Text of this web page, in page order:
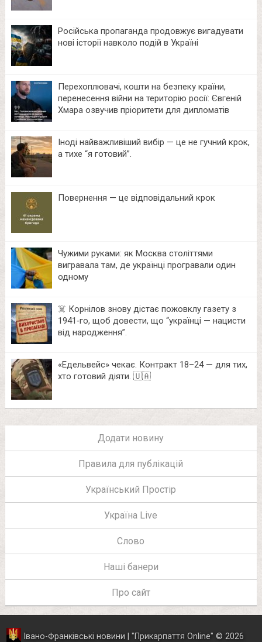
Російська пропаганда продовжує вигадувати
нові історії навколо подій в Україні
Перехоплювачі, кошти на безпеку країни,
перенесення війни на територію росії: Євгеній
Хмара озвучив пріоритети для дипломатів
Іноді найважливіший вибір — це не гучний крок,
а тихе “я готовий”.
Повернення — це відповідальний крок
Чужими руками: як Москва століттями
вигравала там, де українці програвали один
одному
☠️ Корнілов знову дістає пожовклу газету з
1941‑го, щоб довести, що “українці — нацисти
від народження”.
«Едельвейс» чекає. Контракт 18–24 — для тих,
хто готовий діяти. 🇺🇦
Додати новину
Правила для публікацій
Український Простір
Україна Live
Слово
Наші банери
Про сайт
Івано-Франківські новини | "Прикарпаття Online" © 2026